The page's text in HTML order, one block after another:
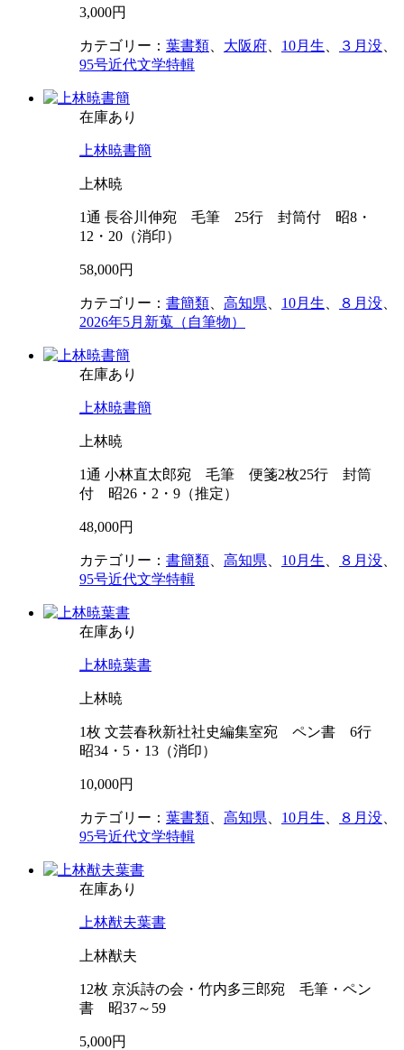
3,000円
カテゴリー： 葉書類 大阪府 10月生 ３月没
95号近代文学特輯
在庫あり
上林暁書簡
上林暁
1通 長谷川伸宛 毛筆 25行 封筒付 昭8・
12・20（消印）
58,000円
カテゴリー： 書簡類 高知県 10月生 ８月没
2026年5月新蒐（自筆物）
在庫あり
上林暁書簡
上林暁
1通 小林直太郎宛 毛筆 便箋2枚25行 封筒
付 昭26・2・9（推定）
48,000円
カテゴリー： 書簡類 高知県 10月生 ８月没
95号近代文学特輯
在庫あり
上林暁葉書
上林暁
1枚 文芸春秋新社社史編集室宛 ペン書 6行
昭34・5・13（消印）
10,000円
カテゴリー： 葉書類 高知県 10月生 ８月没
95号近代文学特輯
在庫あり
上林猷夫葉書
上林猷夫
12枚 京浜詩の会・竹内多三郎宛 毛筆・ペン
書 昭37～59
5,000円